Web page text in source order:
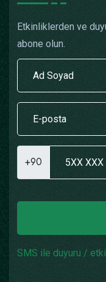
Etkinliklerden ve
abone olun.
+90
SMS ile duyuru /